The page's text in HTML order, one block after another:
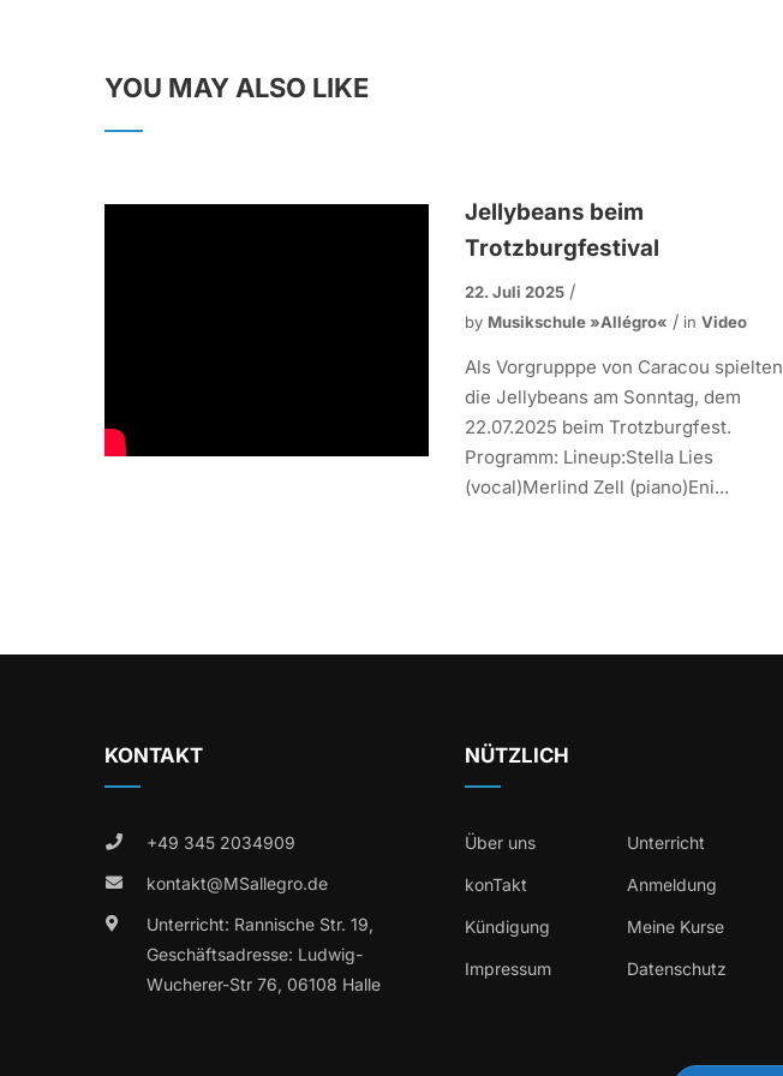
YOU MAY ALSO LIKE
Jellybeans beim
Trotzburgfestival
22. Juli 2025
by Musikschule »allégro« in Video
Als Vorgrupppe von Caracou spielten
die Jellybeans am Sonntag, dem
22.07.2025 beim Trotzburgfest.
Programm: Lineup:Stella Lies
(vocal)Merlind Zell (piano)Eni...
KONTAKT
+49 345 2034909
kontakt@MSallegro.de
Unterricht: Rannische Str. 19,
Geschäftsadresse: Ludwig-
Wucherer-Str 76, 06108 Halle
NÜTZLICH
Über uns Unterricht
konTakt Anmeldung
Kündigung Meine Kurse
Impressum Datenschutz